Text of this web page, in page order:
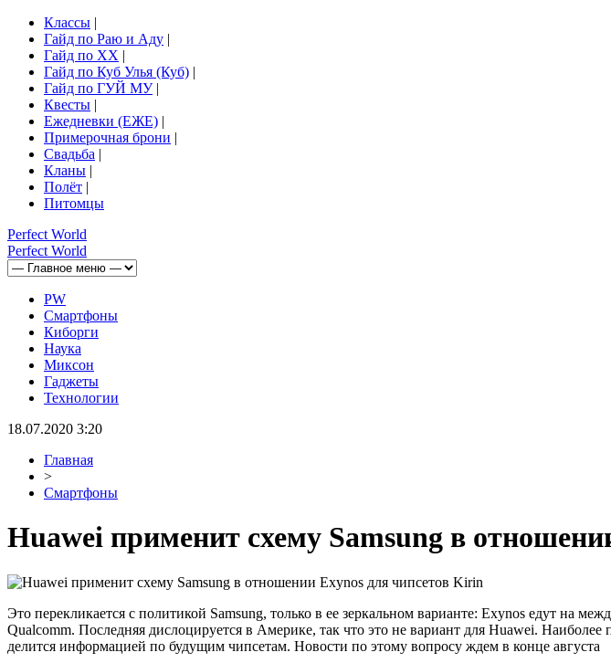
Классы |
Гайд по Раю и Аду |
Гайд по ХХ |
Гайд по Куб Улья (Куб) |
Гайд по ГУЙ МУ|
Квесты |
Ежедневки (ЕЖЕ) |
Примерочная брони |
Свадьба |
Кланы |
Полёт |
Питомцы
Perfect World
Perfect World
PW
Смартфоны
Киборги
Наука
Миксон
Гаджеты
Технологии
18.07.2020 3:20
Главная
>
Смартфоны
Huawei применит схему Samsung в
Это перекликается с политикой Samsung, только в ее зеркальном варианте: Exynos едут
Qualcomm. Последняя дислоцируется в Америке, так что это не вариант для Huawei.
делится информацией по будущим чипсетам. Новости по этому вопросу ждем в конце августа